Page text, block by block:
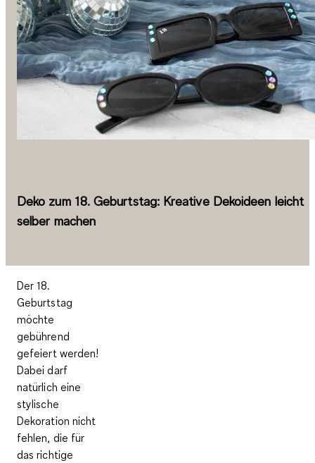
Deko zum 18. Geburtstag: Kreative Dekoideen leicht
selber machen
Der 18.
Geburtstag
möchte
gebührend
gefeiert werden!
Dabei darf
natürlich eine
stylische
Dekoration nicht
fehlen, die für
das richtige